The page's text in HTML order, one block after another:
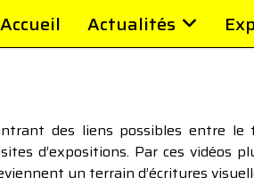
Accueil Actualités
des liens possibles entre
d’expositions. Par ces vidéos
un terrain d’écritures